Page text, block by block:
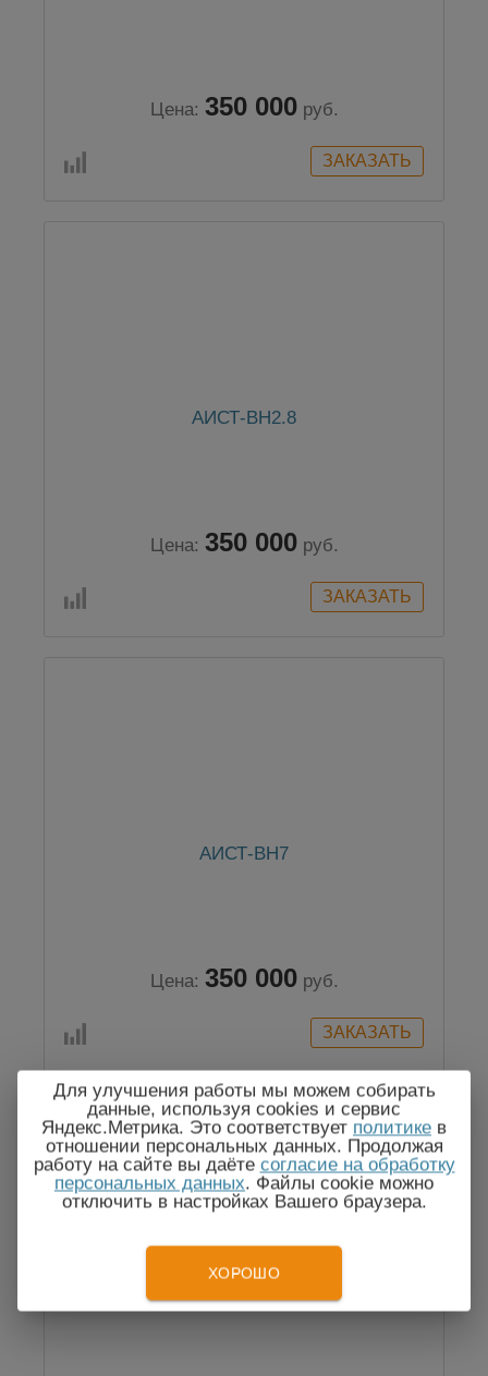
Цена: 350 000 руб.
АИСТ-ВН2.8
Цена: 350 000 руб.
АИСТ-ВН7
Цена: 350 000 руб.
Для улучшения работы мы можем собирать
данные, используя cookies и сервис
Яндекс.Метрика. Это соответствует политике в
отношении персональных данных. Продолжая
работу на сайте вы даёте согласие на обработку
персональных данных. Файлы cookie можно
отключить в настройках Вашего браузера.
ХОРОШО